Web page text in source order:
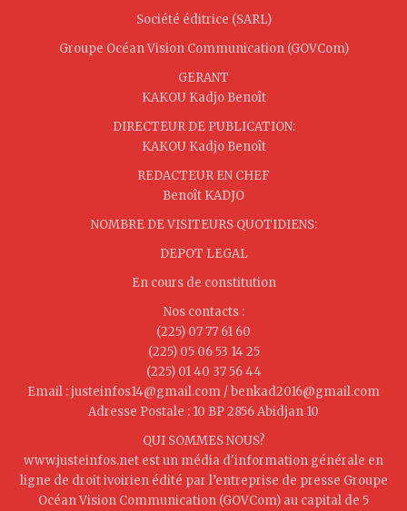
Société éditrice (SARL)
Groupe Océan Vision Communication (GOVCom)
GERANT
KAKOU Kadjo Benoît
DIRECTEUR DE PUBLICATION:
KAKOU Kadjo Benoît
REDACTEUR EN CHEF
Benoît KADJO
NOMBRE DE VISITEURS QUOTIDIENS:
DEPOT LEGAL
En cours de constitution
Nos contacts :
(225) 07 77 61 60
(225) 05 06 53 14 25
(225) 01 40 37 56 44
Email : justeinfos14@gmail.com / benkad2016@gmail.com
Adresse Postale : 10 BP 2856 Abidjan 10
QUI SOMMES NOUS?
www.justeinfos.net est un média d'information générale en
ligne de droit ivoirien édité par l’entreprise de presse Groupe
Océan Vision Communication (GOVCom) au capital de 5